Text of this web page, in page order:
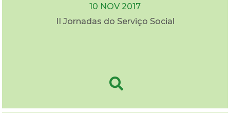
10 NOV 2017
II Jornadas do Serviço Social